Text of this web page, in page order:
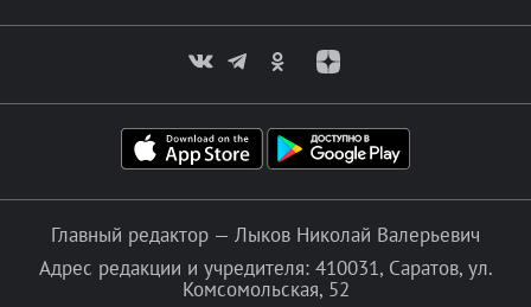
Главный редактор — Лыков Николай Валерьевич
Адрес редакции и учредителя: 410031, Саратов, ул.
Комсомольская, 52